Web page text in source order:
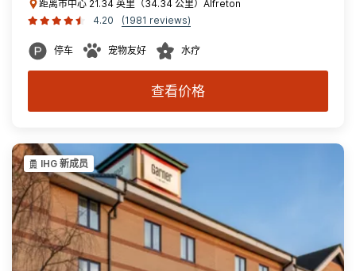
距离市中心 21.34 英里（34.34 公里）Alfreton
4.20
(1981 reviews)
停车 宠物友好 水疗
查看价格
IHG 新成员